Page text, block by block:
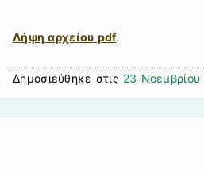
Λήψη αρχείου pdf.
Δημοσιεύθηκε στις 23